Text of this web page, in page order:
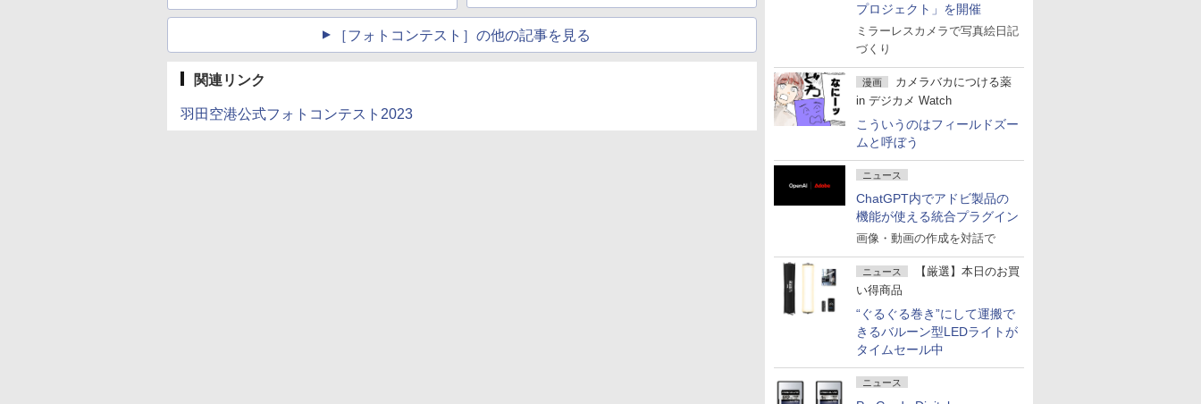
プロジェクト」を開催
ミラーレスカメラで写真絵日記
づくり
漫画
カメラバカにつける薬
in デジカメ Watch
こういうのはフィールドズー
ムと呼ぼう
ニュース
ChatGPT内でアドビ製品の
機能が使える統合プラグイン
画像・動画の作成を対話で
ニュース
【厳選】本日のお買
い得商品
“ぐるぐる巻き”にして運搬で
きるバルーン型LEDライトが
タイムセール中
ニュース
［フォトコンテスト］の他の記事を見る
関連リンク
羽田空港公式フォトコンテスト2023